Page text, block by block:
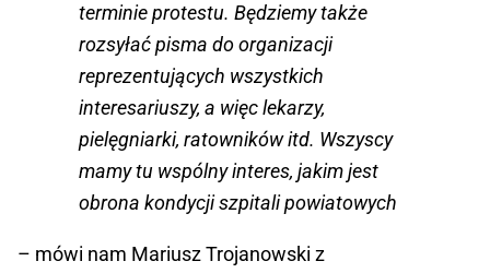
terminie protestu. Będziemy także
rozsyłać pisma do organizacji
reprezentujących wszystkich
interesariuszy, a więc lekarzy,
pielęgniarki, ratowników itd. Wszyscy
mamy tu wspólny interes, jakim jest
obrona kondycji szpitali powiatowych
– mówi nam Mariusz Trojanowski z